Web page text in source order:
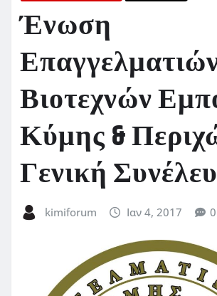
Ένωση
Βιοτεχνών
Κύμης &
Γενική
kimiforum Ιαν 4, 2017 0